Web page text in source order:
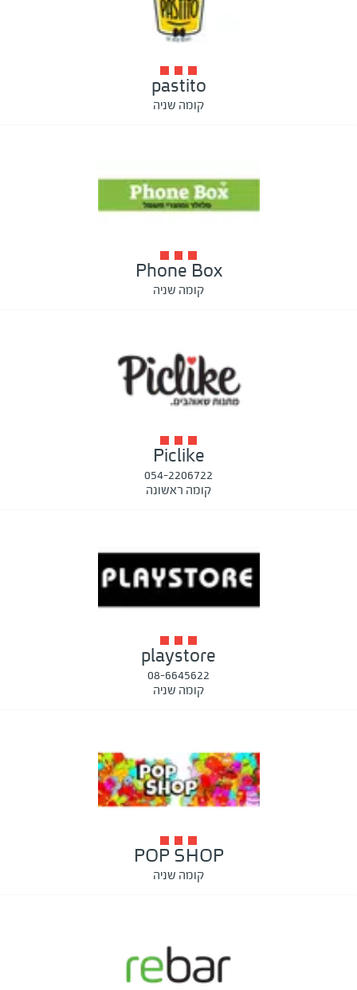
pastito
קומה שניה
Phone Box
קומה שניה
Piclike
054-2206722
קומה ראשונה
playstore
08-6645622
קומה שניה
POP SHOP
קומה שניה